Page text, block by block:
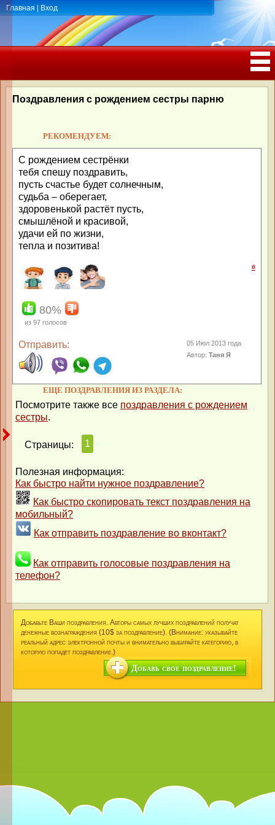
Главная Вход
РОЖДЕНИЯ, ЮБИЛЕЕМ
Поздравления с рождением сестры парню
РЕКОМЕНДУЕМ:
С рождением сестрёнки
тебя спешу поздравить,
пусть счастье будет солнечным,
судьба – оберегает,
здоровенькой растёт пусть,
смышлёной и красивой,
удачи ей по жизни,
тепла и позитива!
#
80%
из 97 голосов
Отправить:
05 Июл 2013 года
Автор:Taня Я
ЕЩЕ ПОЗДРАВЛЕНИЯ ИЗ РАЗДЕЛА:
Посмотрите также все поздравления с рождением
сестры.
Страницы: 1
Полезная информация:
Как быстро найти нужное поздравление?
Как быстро скопировать текст поздравления на
мобильный?
Как отправить поздравление во вконтакт?
Как отправить голосовые поздравления на
телефон?
Добавьте Ваши поздравления. Авторы самых лучших поздравлений получат
денежные вознаграждения (10$ за поздравление). (Внимание: указывайте
реальный адрес электронной почты и внимательно выбирайте категорию, в
которую попадет поздравление.)
Добавь свое поздравление!